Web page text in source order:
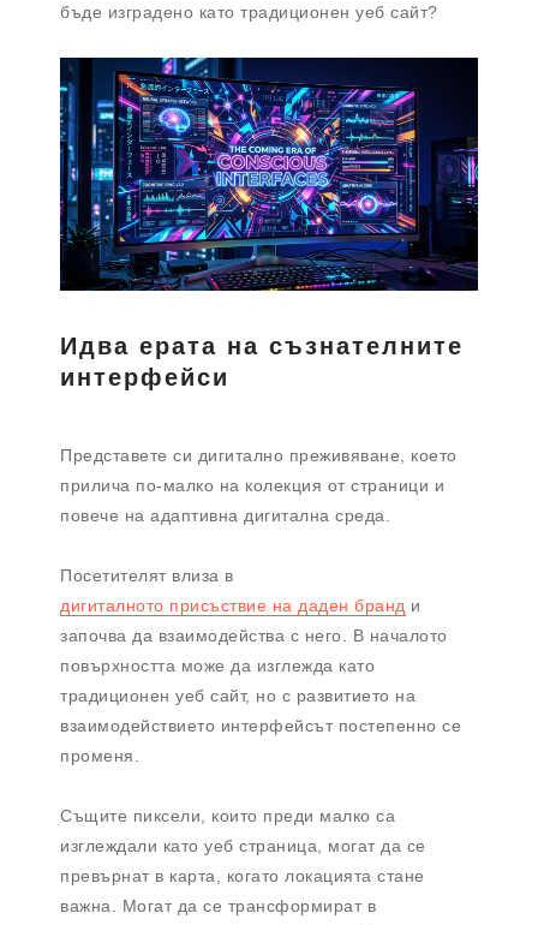
бъде изградено като традиционен уеб сайт?
Идва ерата на съзнателните
интерфейси
Представете си дигитално преживяване, което
прилича по-малко на колекция от страници и
повече на адаптивна дигитална среда.
Посетителят влиза в
дигиталното присъствие на даден бранд и
започва да взаимодейства с него. В началото
повърхността може да изглежда като
традиционен уеб сайт, но с развитието на
взаимодействието интерфейсът постепенно се
променя.
Същите пиксели, които преди малко са
изглеждали като уеб страница, могат да се
превърнат в карта, когато локацията стане
важна. Могат да се трансформират в